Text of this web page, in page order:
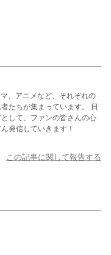
、アニメなど、それぞれの
たちが集まっています。 日
して、ファンの皆さんの心
発信していきます！
この記事に関して報告する